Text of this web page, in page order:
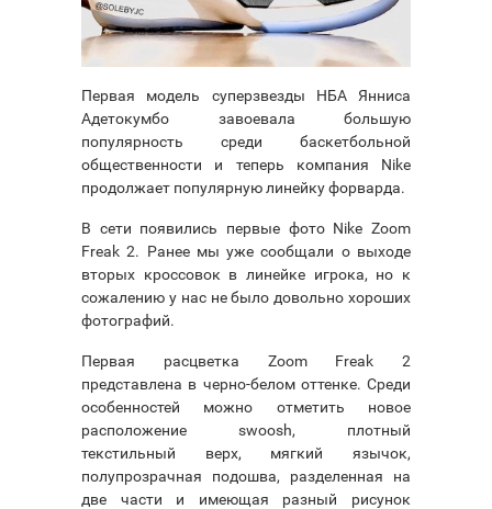
Первая модель суперзвезды НБА Янниса
Адетокумбо завоевала большую
популярность среди баскетбольной
общественности и теперь компания Nike
продолжает популярную линейку форварда.
В сети появились первые фото Nike Zoom
Freak 2. Ранее мы уже сообщали о выходе
вторых кроссовок в линейке игрока, но к
сожалению у нас не было довольно хороших
фотографий.
Первая расцветка Zoom Freak 2
представлена в черно-белом оттенке. Среди
особенностей можно отметить новое
расположение swoosh, плотный
текстильный верх, мягкий язычок,
полупрозрачная подошва, разделенная на
две части и имеющая разный рисунок